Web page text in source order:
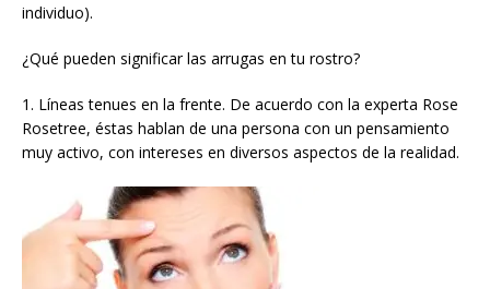
individuo).
¿Qué pueden significar las arrugas en tu rostro?
1. Líneas tenues en la frente. De acuerdo con la experta Rose
Rosetree, éstas hablan de una persona con un pensamiento
muy activo, con intereses en diversos aspectos de la realidad.